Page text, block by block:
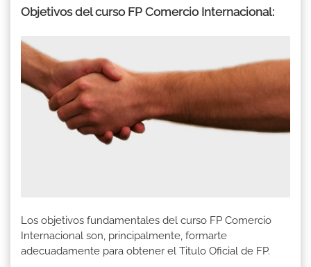
Objetivos del curso FP Comercio Internacional:
Los objetivos fundamentales del curso FP Comercio
Internacional son, principalmente, formarte
adecuadamente para obtener el Titulo Oficial de FP.